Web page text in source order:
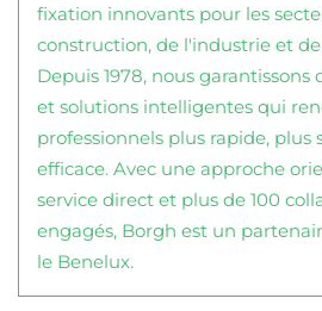
fixation innovants pour les
construction, de l'industrie et
Depuis 1978, nous
et solutions intelligentes qui
professionnels plus rapide, plus
efficace. Avec une approche
service direct et plus de 100
engagés, Borgh est un
le Benelux.